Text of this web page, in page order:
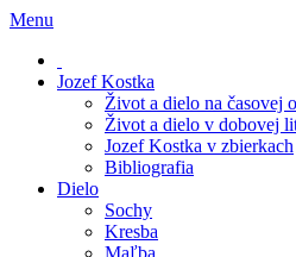
Menu
Jozef Kostka
Život a dielo na časovej
Život a dielo v dobovej
Jozef Kostka v zbierkach
Bibliografia
Dielo
Sochy
Kresba
Maľba